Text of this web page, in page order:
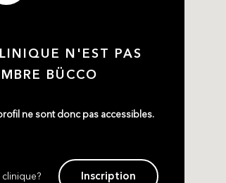
N'EST PAS
BÜCCO
ne sont donc pas accessibles.
Inscription